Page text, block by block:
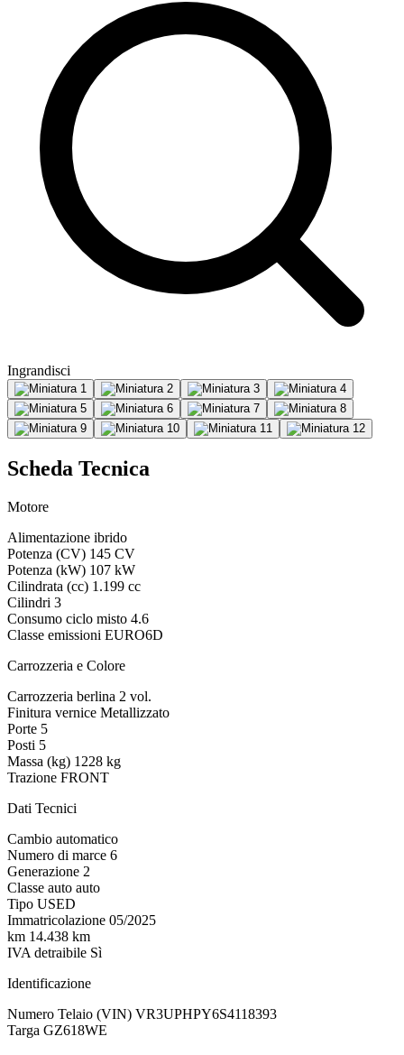
Ingrandisci
Scheda Tecnica
Motore
Alimentazione ibrido
Potenza (CV) 145 CV
Potenza (kW) 107 kW
Cilindrata (cc) 1.199 cc
Cilindri 3
Consumo ciclo misto 4.6
Classe emissioni EURO6D
Carrozzeria e Colore
Carrozzeria berlina 2 vol.
Finitura vernice Metallizzato
Porte 5
Posti 5
Massa (kg) 1228 kg
Trazione FRONT
Dati Tecnici
Cambio automatico
Numero di marce 6
Generazione 2
Classe auto auto
Tipo USED
Immatricolazione 05/2025
km 14.438 km
IVA detraibile Sì
Identificazione
Numero Telaio (VIN) VR3UPHPY6S4118393
Targa GZ618WE